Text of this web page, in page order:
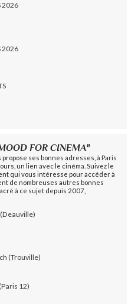
2026
2026
FOR CINEMA"
ses bonnes adresses, à Paris
un lien avec le cinéma. Suivez le
qui vous intéresse pour accéder à
de nombreuses autres bonnes
à ce sujet depuis 2007,
(Trouville)
12)